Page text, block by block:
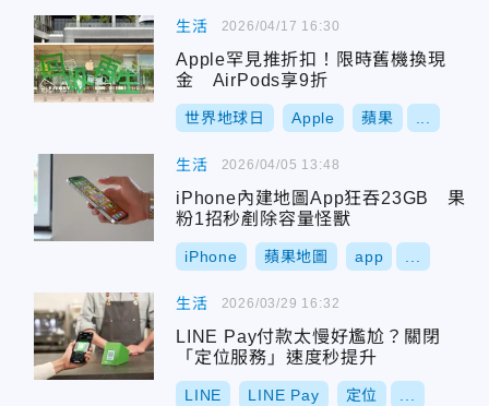
生活
Apple罕見推折扣！限時舊機換現
金 AirPods享9折
世界地球日 Apple 蘋果
2026/04/17 16:30
生活
iPhone內建地圖App狂吞23GB 果
粉1招秒剷除容量怪獸
iPhone 蘋果地圖 app
2026/04/05 13:48
生活
LINE Pay付款太慢好尷尬？關閉
「定位服務」速度秒提升
LINE LINE Pay 定位
2026/03/29 16:32